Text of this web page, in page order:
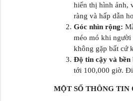
hiển thị hình ảnh,
ràng và hấp dẫn
Góc nhìn rộng:
méo mó khi người
không gặp bất cứ
Độ tin cậy và bền
tới 100,000 giờ.
MỘT SỐ THÔNG